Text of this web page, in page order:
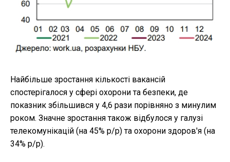
Найбільше зростання кількості вакансій
спостерігалося у сфері охорони та безпеки, де
показник збільшився у 4,6 рази порівняно з минулим
роком. Значне зростання також відбулося у галузі
телекомунікацій (на 45% р/р) та охорони здоров'я (на
34% р/р).